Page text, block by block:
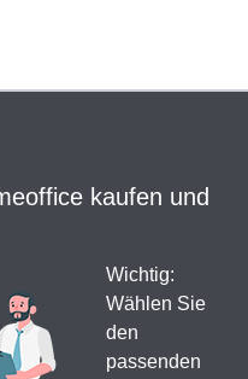
kaufen und
Wichtig:
Wählen Sie
den
passenden